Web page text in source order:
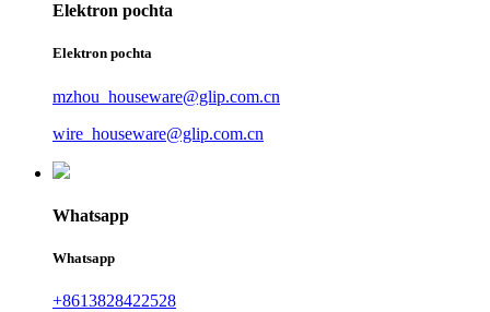
Elektron pochta
Elektron pochta
mzhou_houseware@glip.com.cn
wire_houseware@glip.com.cn
Whatsapp
Whatsapp
+8613828422528